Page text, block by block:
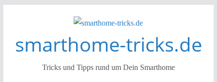
smarthome-tricks.de
Tricks und Tipps rund um Dein Smarthome